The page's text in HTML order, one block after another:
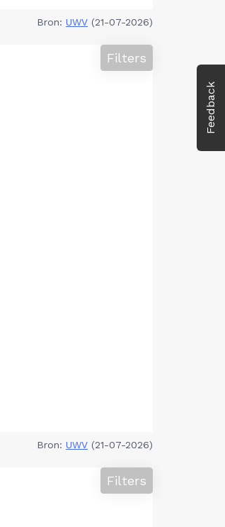
Feedback
Bron: UWV (21-07-2026)
Filters
Bron: UWV (21-07-2026)
Filters